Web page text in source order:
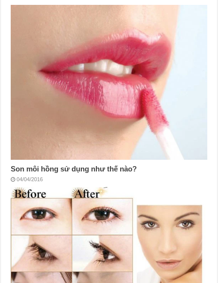
Son môi hồng sử dụng như thế nào?
04/04/2016